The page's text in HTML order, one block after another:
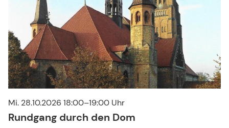
Mi. 28.10.2026 18:00–19:00 Uhr
Rundgang durch den Dom